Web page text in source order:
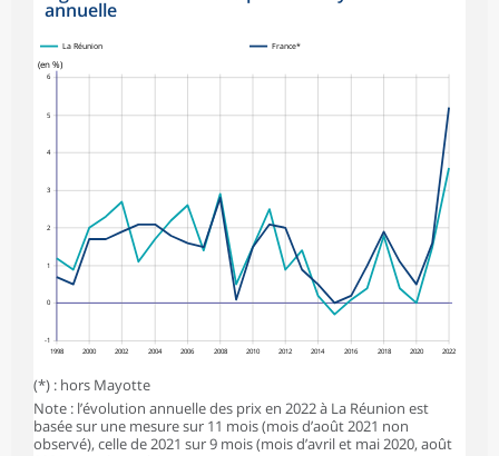
annuelle
0
1
2
3
4
5
6
-1
(en %)
1998 2000 2002 2004 2006 2008 2010 2012 2014 2016 2018 2020 2022
La Réunion France*
(*) : hors Mayotte
Note : l’évolution annuelle des prix en 2022 à La Réunion est
basée sur une mesure sur 11 mois (mois d’août 2021 non
observé), celle de 2021 sur 9 mois (mois d’avril et mai 2020, août